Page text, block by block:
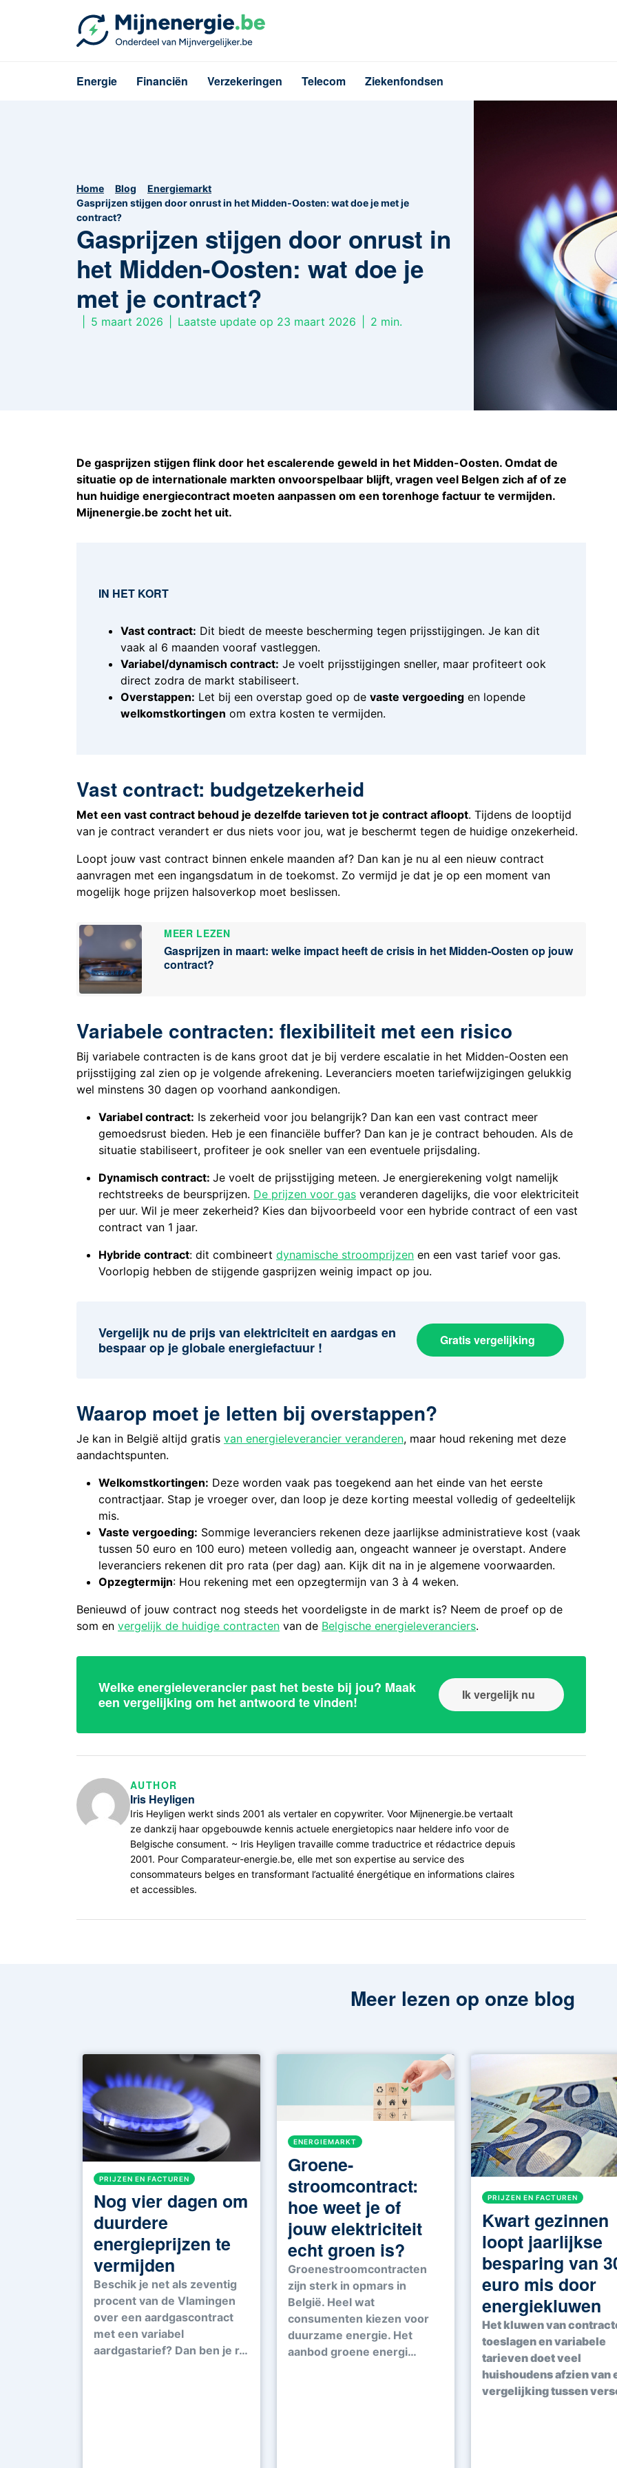
Energie Financiën Verzekeringen Telecom Ziekenfondsen
Home Blog
Energiemarkt
Gasprijzen stijgen door onrust in het Midden-Oosten: wat doe je met je
contract?
Gasprijzen stijgen door onrust in
het Midden-Oosten: wat doe je
met je contract?
5 maart 2026 Laatste update op 23 maart 2026 2 min.
De gasprijzen stijgen flink door het escalerende geweld in het Midden-Oosten. Omdat de
situatie op de internationale markten onvoorspelbaar blijft, vragen veel Belgen zich af of ze
hun huidige energiecontract moeten aanpassen om een torenhoge factuur te vermijden.
Mijnenergie.be zocht het uit.
IN HET KORT
Vast contract: Dit biedt de meeste bescherming tegen prijsstijgingen. Je kan dit
vaak al 6 maanden vooraf vastleggen.
Variabel/dynamisch contract: Je voelt prijsstijgingen sneller, maar profiteert ook
direct zodra de markt stabiliseert.
Overstappen: Let bij een overstap goed op devaste vergoeding en lopende
welkomstkortingen om extra kosten te vermijden.
Vast contract: budgetzekerheid
Met een vast contract behoud je dezelfde tarieven tot je contract afloopt. Tijdens de looptijd
van je contract verandert er dus niets voor jou, wat je beschermt tegen de huidige onzekerheid.
Loopt jouw vast contract binnen enkele maanden af? Dan kan je nu al een nieuw contract
aanvragen met een ingangsdatum in de toekomst. Zo vermijd je dat je op een moment van
mogelijk hoge prijzen halsoverkop moet beslissen.
MEER LEZEN
Gasprijzen in maart: welke impact heeft de crisis in het Midden-Oosten op jouw
contract?
Variabele contracten: flexibiliteit met een risico
Bij variabele contracten is de kans groot dat je bij verdere escalatie in het Midden-Oosten een
prijsstijging zal zien op je volgende afrekening. Leveranciers moeten tariefwijzigingen gelukkig
wel minstens 30 dagen op voorhand aankondigen.
Variabel contract: Is zekerheid voor jou belangrijk? Dan kan een vast contract meer
gemoedsrust bieden. Heb je een financiële buffer? Dan kan je je contract behouden. Als de
situatie stabiliseert, profiteer je ook sneller van een eventuele prijsdaling.
Dynamisch contract:Je voelt de prijsstijging meteen. Je energierekening volgt namelijk
rechtstreeks de beursprijzen. De prijzen voor gas veranderen dagelijks, die voor elektriciteit
per uur. Wil je meer zekerheid? Kies dan bijvoorbeeld voor een hybride contract of een vast
contract van 1 jaar.
Hybride contract: dit combineertdynamische stroomprijzen en een vast tarief voor gas.
Voorlopig hebben de stijgende gasprijzen weinig impact op jou.
Vergelijk nu de prijs van elektriciteit en aardgas en
bespaar op je globale energiefactuur !
Gratis vergelijking
Waarop moet je letten bij overstappen?
Je kan in België altijd gratisvan energieleverancier veranderen, maar houd rekening met deze
aandachtspunten.
Welkomstkortingen: Deze worden vaak pas toegekend aan het einde van het eerste
contractjaar. Stap je vroeger over, dan loop je deze korting meestal volledig of gedeeltelijk
mis.
Vaste vergoeding: Sommige leveranciers rekenen deze jaarlijkse administratieve kost (vaak
tussen 50 euro en 100 euro) meteen volledig aan, ongeacht wanneer je overstapt. Andere
leveranciers rekenen dit pro rata (per dag) aan. Kijk dit na in je algemene voorwaarden.
Opzegtermijn: Hou rekening met een opzegtermijn van 3 à 4 weken.
Benieuwd of jouw contract nog steeds het voordeligste in de markt is? Neem de proef op de
som envergelijk de huidige contracten van de Belgische energieleveranciers.
Welke energieleverancier past het beste bij jou? Maak
een vergelijking om het antwoord te vinden!
Ik vergelijk nu
AUTHOR
Iris Heyligen
Iris Heyligen werkt sinds 2001 als vertaler en copywriter. Voor Mijnenergie.be vertaalt
ze dankzij haar opgebouwde kennis actuele energietopics naar heldere info voor de
Belgische consument. ~ Iris Heyligen travaille comme traductrice et rédactrice depuis
2001. Pour Comparateur-energie.be, elle met son expertise au service des
consommateurs belges en transformant l’actualité énergétique en informations claires
et accessibles.
Meer lezen op onze blog
PRIJZEN EN FACTUREN
Nog vier dagen om
duurdere
energieprijzen te
vermijden
Beschik je net als zeventig
procent van de Vlamingen
over een aardgascontract
met een variabel
aardgastarief? Dan ben je r…
ENERGIEMARKT
Groene-
stroomcontract:
hoe weet je of
jouw elektriciteit
echt groen is?
Groenestroomcontracten
zijn sterk in opmars in
België. Heel wat
consumenten kiezen voor
duurzame energie. Het
aanbod groene energi…
PRIJZEN EN FACTUREN
Kwart gezinnen
loopt jaarlijkse
besparing van
euro mis door
energiekluwen
Het kluwen van
toeslagen en variabele
tarieven doet veel
huishoudens afzien van
vergelijking tussen